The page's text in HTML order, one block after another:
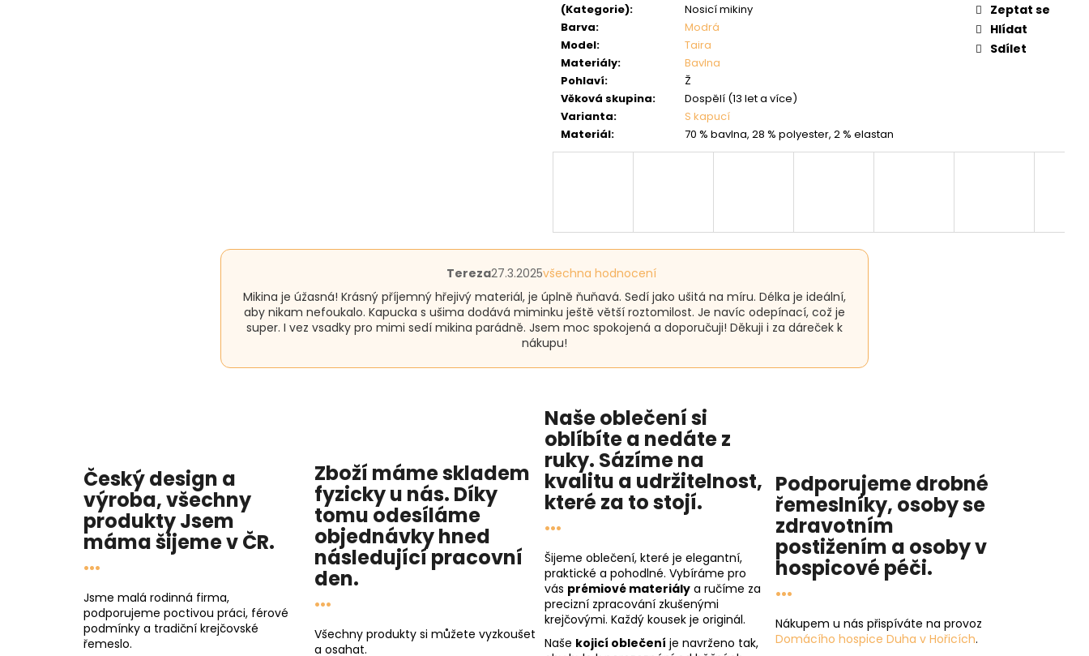
(Kategorie):
Nosicí mikiny
Barva:
Modrá
Model:
Taira
Materiály:
Bavlna
Pohlaví:
Ž
Věková skupina:
Dospělí (13 let a více)
Varianta:
S kapucí
Materiál: 70 % bavlna, 28 % polyester, 2 % elastan
Zeptat se
Hlídat
Sdílet
Hodnocení
je
5
z
hvězdiček.
Tereza27.3.2025všechna hodnocení
Mikina je úžasná! Krásný příjemný hřejivý materiál, je úplně ňuňavá. Sedí jako ušitá na míru. Délka je ideální,
aby nikam nefoukalo. Kapucka s ušima dodává miminku ještě větší roztomilost. Je navíc odepínací, což je
super. I vez vsadky pro mimi sedí mikina parádně. Jsem moc spokojená a doporučuji! Děkuji i za dáreček k
nákupu!
Český design a
výroba, všechny
produktyJsem
mámašijeme v ČR.
...
Jsme malá rodinná firma,
podporujeme poctivou práci, férové
podmínky a tradiční krejčovské
řemeslo.
Zboží máme skladem
fyzicky u nás. Díky
tomu odesíláme
objednávky hned
následující pracovní
den.
...
Všechny produkty si můžete vyzkoušet
a osahat.
Naše oblečení si
oblíbíte a nedáte z
ruky. Sázíme na
kvalitu a udržitelnost,
které za to stojí.
...
Šijeme oblečení, které je elegantní,
praktické a pohodlné. Vybíráme pro
vás prémiové materiály a ručíme za
precizní zpracování zkušenými
krejčovými. Každý kousek je originál.
Naše kojicí oblečení je navrženo tak,
Podporujeme drobné
řemeslníky, osoby se
zdravotním
postižením a osoby v
hospicové péči.
...
Nákupem u nás přispíváte na provoz
Domácího hospice Duha v Hořicích.